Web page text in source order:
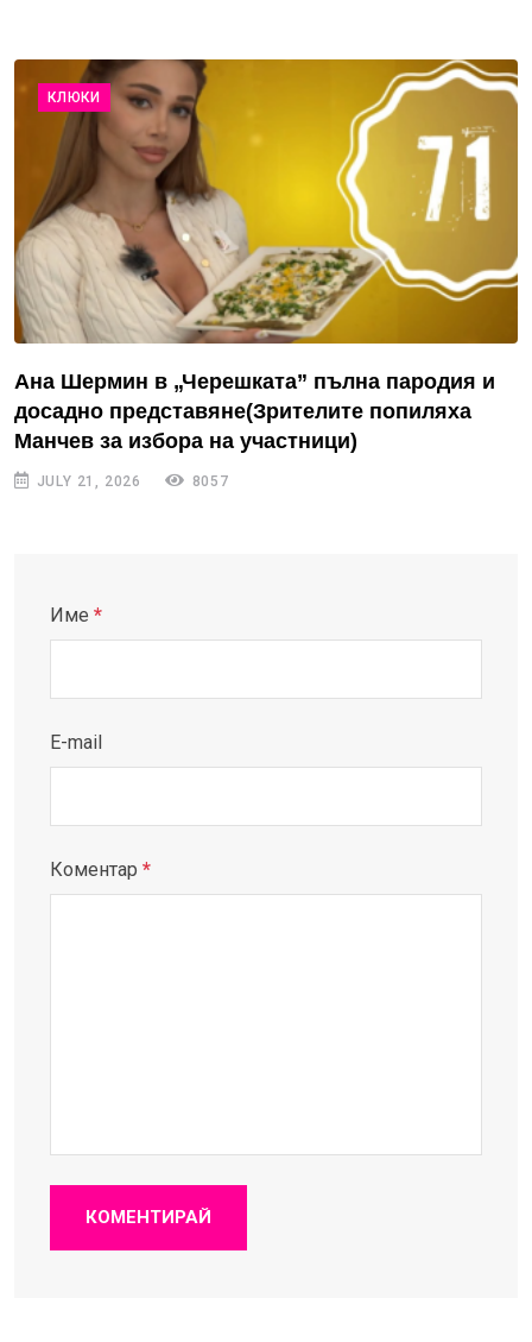
КЛЮКИ
Ана Шермин в „Черешката” пълна пародия и
досадно представяне(Зрителите попиляха
Манчев за избора на участници)
JULY 21, 2026 8057
Име *
E-mail
Коментар *
КОМЕНТИРАЙ